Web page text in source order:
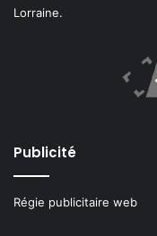
Lorraine.
Publicité
Régie publicitaire web